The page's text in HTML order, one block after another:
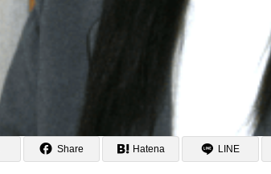
Share Hatena LINE